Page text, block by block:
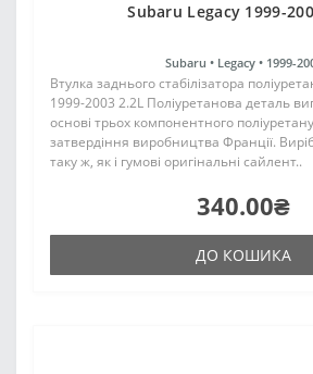
Subaru Legacy 1999-
Subaru • Legacy • 1999-
Втулка заднього стабілізатора
1999-2003 2.2L Поліуретанова деталь
основі трьох компонентного
затвердіння виробництва Франції.
таку ж, як і гумові оригінальні сайлент..
340.00₴
ДО КОШИКА